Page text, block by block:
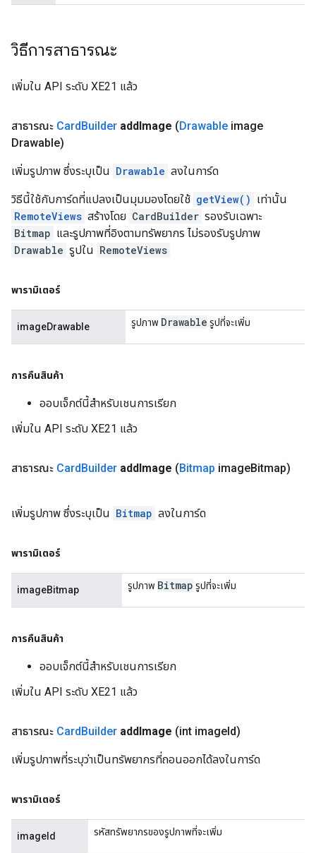
วิธีการสาธารณะ
เพิ่มใน API ระดับ XE21 แล้ว
สาธารณะ CardBuilder addImage (Drawable image
Drawable)
เพิ่มรูปภาพ ซึ่งระบุเป็น Drawable ลงในการ์ด
วิธีนี้ใช้กับการ์ดที่แปลงเป็นมุมมองโดยใช้ getView() เท่านั้น
RemoteViews สร้างโดย CardBuilder รองรับเฉพาะ
Bitmap และรูปภาพที่อิงตามทรัพยากร ไม่รองรับรูปภาพ
Drawable รูปใน RemoteViews
พารามิเตอร์
imageDrawable รูปภาพ Drawable รูปที่จะเพิ่ม
การคืนสินค้า
ออบเจ็กต์นี้สำหรับเชนการเรียก
เพิ่มใน API ระดับ XE21 แล้ว
สาธารณะ CardBuilder addImage (Bitmap imageBitmap)
เพิ่มรูปภาพ ซึ่งระบุเป็น Bitmap ลงในการ์ด
พารามิเตอร์
imageBitmap รูปภาพ Bitmap รูปที่จะเพิ่ม
การคืนสินค้า
ออบเจ็กต์นี้สำหรับเชนการเรียก
เพิ่มใน API ระดับ XE21 แล้ว
สาธารณะ CardBuilder addImage (int imageId)
เพิ่มรูปภาพที่ระบุว่าเป็นทรัพยากรที่ถอนออกได้ลงในการ์ด
พารามิเตอร์
imageId รหัสทรัพยากรของรูปภาพที่จะเพิ่ม